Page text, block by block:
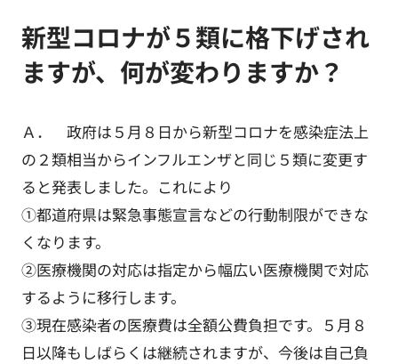
新型コロナが５類に格下げされ
ますが、何が変わりますか？
Ａ． 政府は５月８日から新型コロナを感染症法上
の２類相当からインフルエンザと同じ５類に変更す
ると発表しました。これにより
①都道府県は緊急事態宣言などの行動制限ができな
くなります。
②医療機関の対応は指定から幅広い医療機関で対応
するように移行します。
③現在感染者の医療費は全額公費負担です。５月８
日以降もしばらくは継続されますが、今後は自己負